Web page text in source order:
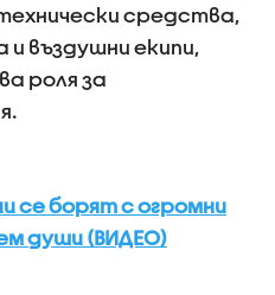
средства,
и въздушни екипи,
роля за
се борят с огромни
души (ВИДЕО)